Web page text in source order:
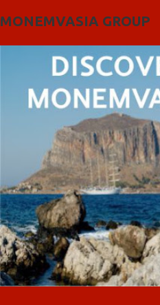
MONEMVASIA GROUP